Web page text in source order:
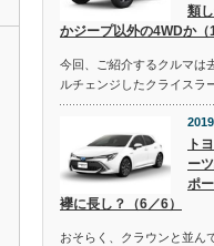
類
かジープ以外の4WDか（1
今回、ご紹介するクルマは
ルチェンジしたクライスラ
ト
ー
ポ
襷に長し？（6／6）
おそらく、クラウンと並ん